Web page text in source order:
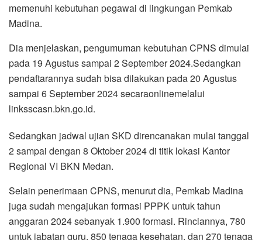
memenuhi kebutuhan pegawai di lingkungan Pemkab
Madina.
Dia menjelaskan, pengumuman kebutuhan CPNS dimulai
pada 19 Agustus sampai 2 September 2024.Sedangkan
pendaftarannya sudah bisa dilakukan pada 20 Agustus
sampai 6 September 2024 secaraonlinemelalui
linksscasn.bkn.go.id.
Sedangkan jadwal ujian SKD direncanakan mulai tanggal
2 sampai dengan 8 Oktober 2024 di titik lokasi Kantor
Regional VI BKN Medan.
Selain penerimaan CPNS, menurut dia, Pemkab Madina
juga sudah mengajukan formasi PPPK untuk tahun
anggaran 2024 sebanyak 1.900 formasi. Rinciannya, 780
untuk jabatan guru, 850 tenaga kesehatan, dan 270 tenaga